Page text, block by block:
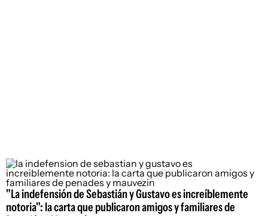
"La indefensión de Sebastián y Gustavo es increíblemente
notoria": la carta que publicaron amigos y familiares de